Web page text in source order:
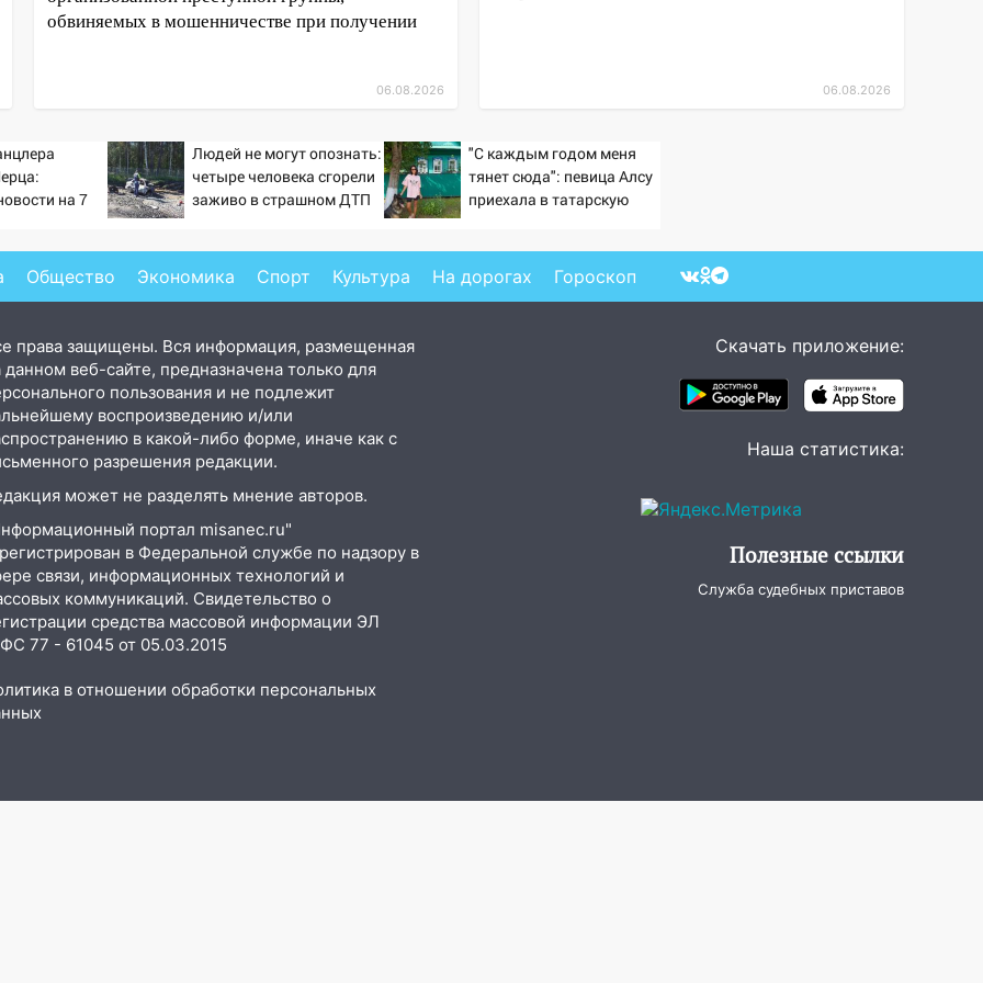
обвиняемых в мошенничестве при получении
06.08.2026 06.08.2026
на 7
Людей не могут опознать:
четыре человека сгорели
заживо в страшном ДТП
"С каждым годом меня
тянет сюда": певица Алсу
приехала в татарскую
Новости
Общество Экономика Спорт Культура На дорогах Гороскоп
права защищены. Вся информация, размещенная
данном веб-сайте, предназначена только для
пользования и не подлежит
воспроизведению и/или
в какой-либо форме, иначе как с
разрешения редакции.
может не разделять мнение авторов.
портал misanec.ru"
в Федеральной службе по надзору в
связи, информационных технологий и
коммуникаций. Свидетельство о
средства массовой информации ЭЛ
77 - 61045 от 05.03.2015
в отношении обработки персональных
Скачать приложение:
Наша статистика:
Полезные ссылки
Служба судебных приставов